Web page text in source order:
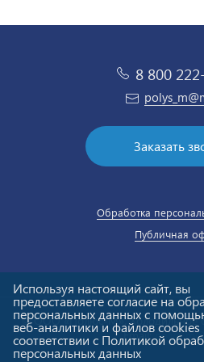
8 800
Заказать
Обработка
Публичная
© ООО «Полюс-М». Холодильное
Email:
Используя настоящий сайт, вы
предоставляете согласие на
персональных данных с
веб-аналитики и файлов cookies
соответствии с Политикой
персональных данных